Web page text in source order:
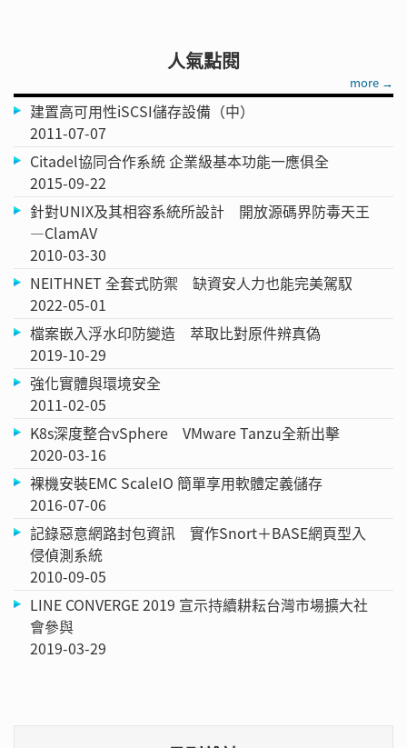
人氣點閱
more →
建置高可用性iSCSI儲存設備（中）
2011-07-07
Citadel協同合作系統 企業級基本功能一應俱全
2015-09-22
針對UNIX及其相容系統所設計 開放源碼界防毒天王
—ClamAV
2010-03-30
NEITHNET 全套式防禦 缺資安人力也能完美駕馭
2022-05-01
檔案嵌入浮水印防變造 萃取比對原件辨真偽
2019-10-29
強化實體與環境安全
2011-02-05
K8s深度整合vSphere VMware Tanzu全新出擊
2020-03-16
裸機安裝EMC ScaleIO 簡單享用軟體定義儲存
2016-07-06
記錄惡意網路封包資訊 實作Snort＋BASE網頁型入
侵偵測系統
2010-09-05
LINE CONVERGE 2019 宣示持續耕耘台灣市場擴大社
會參與
2019-03-29